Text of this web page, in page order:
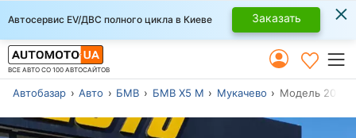
Автосервис EV/ДВС полного цикла в Киеве Заказать ×
ВСЕ АВТО СО 100 АВТОСАЙТОВ
Автобазар Авто БМВ БМВ Х5 М Мукачево Модель 2015